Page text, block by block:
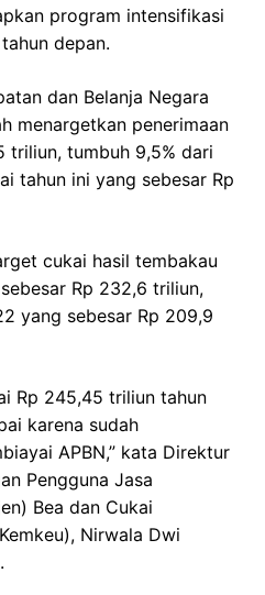
program intensifikasi
depan.
dan Belanja Negara
menargetkan penerimaan
triliun, tumbuh 9,5% dari
tahun ini yang sebesar Rp
cukai hasil tembakau
Rp 232,6 triliun,
yang sebesar Rp 209,9
Rp 245,45 triliun tahun
karena sudah
APBN,” kata Direktur
Pengguna Jasa
Bea dan Cukai
Nirwala Dwi